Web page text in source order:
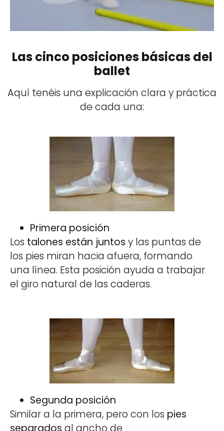
Las cinco posiciones básicas del
ballet
Aquí tenéis una explicación clara y práctica
de cada una:
Primera posición
Los talones están juntos y las puntas de
los pies miran hacia afuera, formando
una línea. Esta posición ayuda a trabajar
el giro natural de las caderas.
Segunda posición
Similar a la primera, pero con los pies